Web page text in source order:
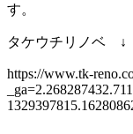
す。
タケウチリノベ ↓
https://www.tk-